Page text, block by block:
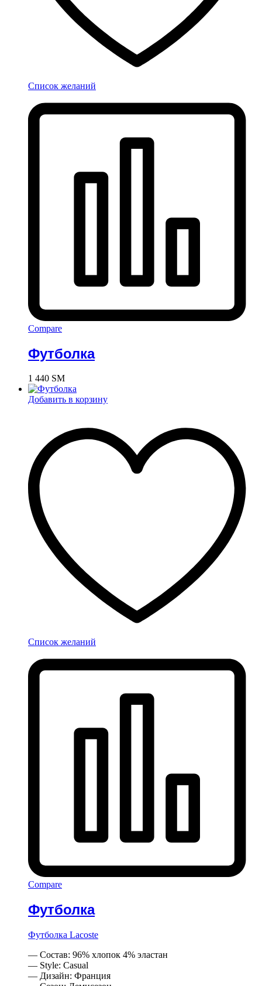
Список желаний
Compare
Футболка
1 440 ЅМ
Добавить в корзину
Список желаний
Compare
Футболка
Футболка Lacoste
— Состав: 96% хлопок 4% эластан
— Style: Casual
— Дизайн: Франция